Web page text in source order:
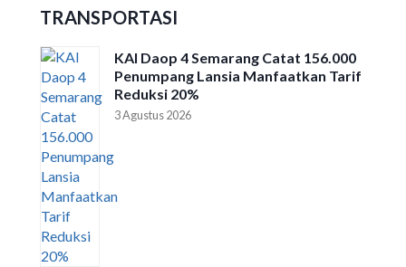
TRANSPORTASI
KAI Daop 4 Semarang Catat 156.000
Penumpang Lansia Manfaatkan Tarif
Reduksi 20%
3 Agustus 2026